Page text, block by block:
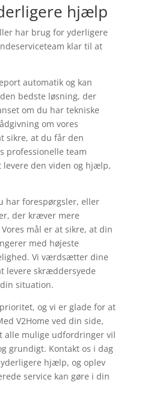
hjælp
har brug for yderligere
klar til at
automatik og kan
bedste løsning, der
om du har tekniske
om vores
sikre, at du får den
professionelle team
den viden og hjælp,
har forespørgsler, eller
der kræver mere
mål er at sikre, at din
med højeste
Vi værdsætter dine
levere skræddersyede
situation.
og vi er glade for at
V2Home ved din side,
alle mulige udfordringer vil
grundigt. Kontakt os i dag
hjælp, og oplev
service kan gøre i din